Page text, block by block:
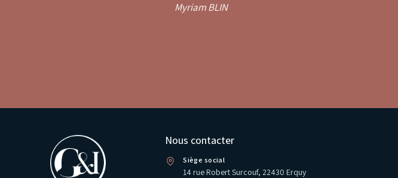
Myriam BLIN
Nous contacter
Siège social
14 rue Robert Surcouf, 22430 Erquy